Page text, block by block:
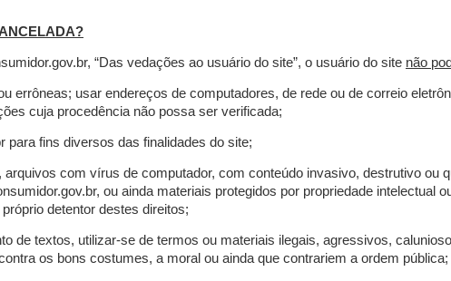
“Das vedações ao usuário do site”, o usuário do site não
errôneas; usar endereços de computadores, de rede ou de correio
cuja procedência não possa ser verificada;
para fins diversos das finalidades do site;
com vírus de computador, com conteúdo invasivo, destrutivo ou
ou ainda materiais protegidos por propriedade intelectual
detentor destes direitos;
de textos, utilizar-se de termos ou materiais ilegais, agressivos,
os bons costumes, a moral ou ainda que contrariem a ordem pública;